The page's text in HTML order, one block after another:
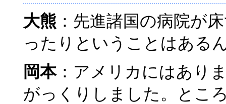
大熊 ：先進諸国の病院が
ったりということはある
岡本：アメリカにはあり
がっくりしました。とこ